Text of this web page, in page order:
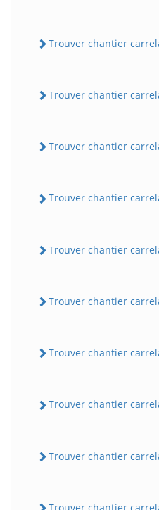
Trouver chantier
Trouver chantier
Trouver chantier
Trouver chantier
Trouver chantier
Trouver chantier
Trouver chantier
Trouver chantier
Trouver chantier